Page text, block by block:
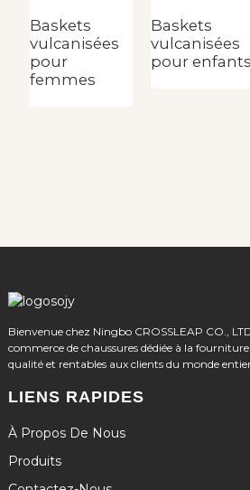
Baskets
vulcanisées
pour
femmes
Baskets
vulcanisées
pour enfants
Bienvenue chez Ningbo CROSSLEAP CO.,
commerce de chaussures dédiée à la
qualité et rentables aux clients du monde
LIENS RAPIDES
À Propos De Nous
Produits